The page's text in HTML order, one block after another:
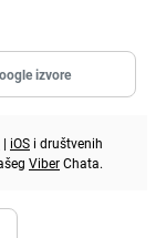
izvore
| iOS i društvenih
ViberChata.